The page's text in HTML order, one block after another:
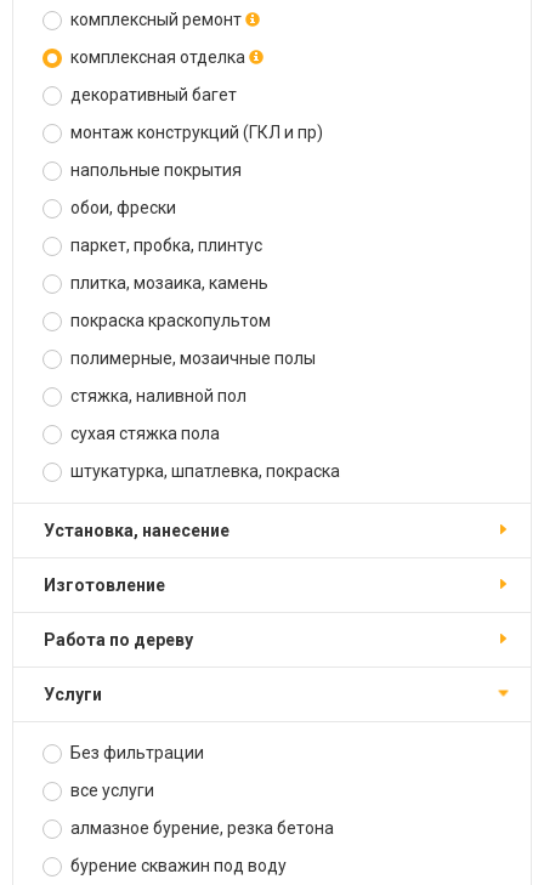
комплексный ремонт
комплексная отделка
декоративный багет
монтаж конструкций (ГКЛ и пр)
напольные покрытия
обои, фрески
паркет, пробка, плинтус
плитка, мозаика, камень
покраска краскопультом
полимерные, мозаичные полы
стяжка, наливной пол
сухая стяжка пола
штукатурка, шпатлевка, покраска
установка, нанесение
изготовление
работа по дереву
услуги
Без фильтрации
все услуги
алмазное бурение, резка бетона
бурение скважин под воду